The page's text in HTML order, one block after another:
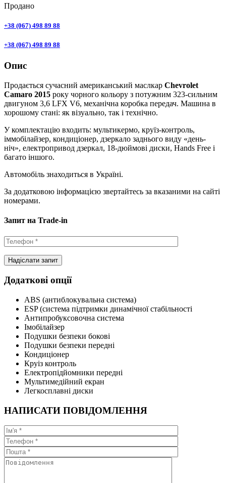
Продано
+38 (067) 498 89 88
+38 (067) 498 89 88
Опис
Продається сучасний американський маслкар Chevrolet
Camaro 2015 року чорного кольору з потужним 323-сильним
двигуном 3,6 LFX V6, механічна коробка передач. Машина в
хорошому стані: як візуально, так і технічно.
У комплектацію входить: мультикермо, круїз-контроль,
іммобілайзер, кондиціонер, дзеркало заднього виду «день-
ніч», електропривод дзеркал, 18-дюймові диски, Hands Free і
багато іншого.
Автомобіль знаходиться в Україні.
За додатковою інформацією звертайтесь за вказаними на сайті
номерами.
Запит на Trade-in
Додаткові опції
ABS (антиблокувальна система)
ESP (система підтримки динамічної стабільності
Антипробуксовочна система
Імобілайзер
Подушки безпеки бокові
Подушки безпеки передні
Кондиціонер
Круіз контроль
Електропідйомники передні
Мультимедійний екран
Легкосплавні диски
НАПИСАТИ ПОВІДОМЛЕННЯ